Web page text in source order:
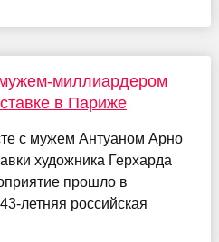
миллиардером
в Париже
с мужем Антуаном Арно
художника Герхарда
прошло в
летняя российская